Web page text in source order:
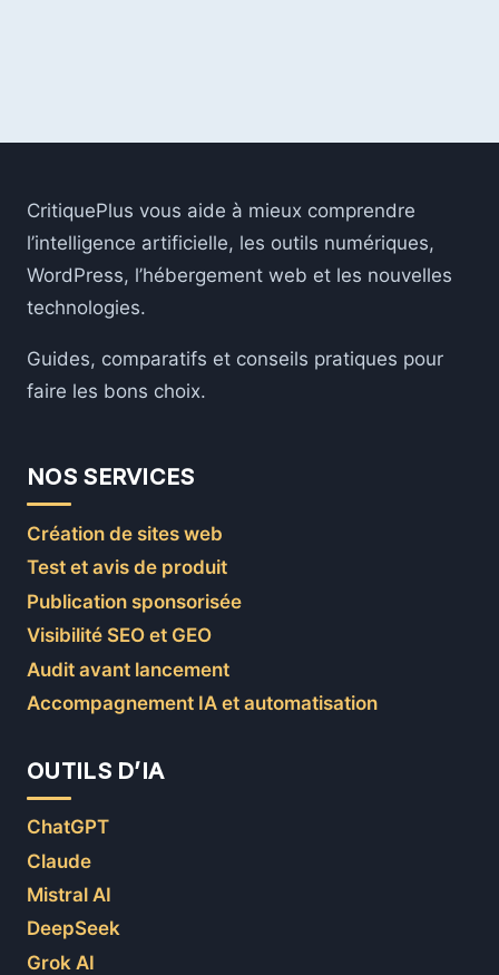
CritiquePlus vous aide à mieux comprendre
l’intelligence artificielle, les outils numériques,
WordPress, l’hébergement web et les nouvelles
technologies.
Guides, comparatifs et conseils pratiques pour
faire les bons choix.
NOS SERVICES
Création de sites web
Test et avis de produit
Publication sponsorisée
Visibilité SEO et GEO
Audit avant lancement
Accompagnement IA et automatisation
OUTILS D’IA
ChatGPT
Claude
Mistral AI
DeepSeek
Grok AI